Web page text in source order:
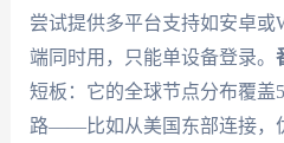
尝试提供多平台支持如安卓或
端同时用，只能单设备登录。
短板：它的全球节点分布覆盖
路——比如从美国东部连接，